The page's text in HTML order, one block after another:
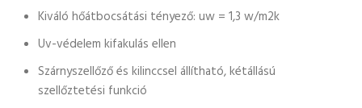
Kiváló hőátbocsátási tényező: uw = 1,3 w/m2k
Uv-védelem kifakulás ellen
Szárnyszellőző és kilinccsel állítható, kétállású
szellőztetési funkció